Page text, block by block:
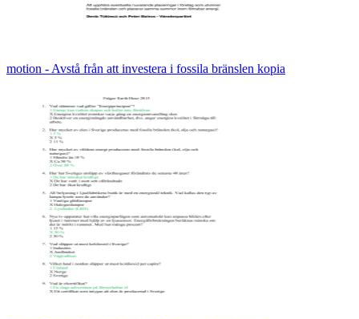
motion - Avstå från att investera i fossila bränslen kopia